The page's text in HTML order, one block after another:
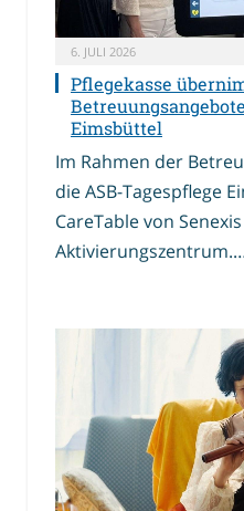
6. JULI 2026
Pflegekasse
Eimsbüttel
Im Rahmen der
die ASB-Tagespflege
CareTable von